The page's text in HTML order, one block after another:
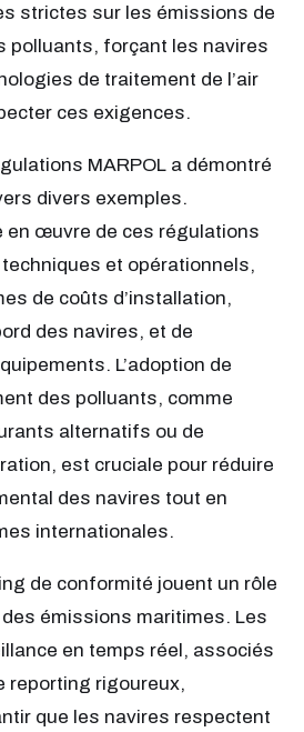
strictes sur les émissions de
polluants, forçant les navires
de traitement de l’air
ces exigences.
MARPOL a démontré
divers exemples.
en œuvre de ces régulations
et opérationnels,
de coûts d’installation,
des navires, et de
L’adoption de
des polluants, comme
alternatifs ou de
est cruciale pour réduire
des navires tout en
internationales.
de conformité jouent un rôle
émissions maritimes. Les
en temps réel, associés
reporting rigoureux,
que les navires respectent